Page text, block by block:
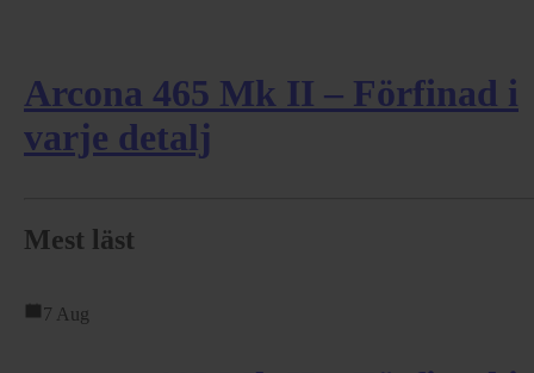
Arcona 465 Mk II – Förfinad i
varje detalj
Mest läst
7 Aug